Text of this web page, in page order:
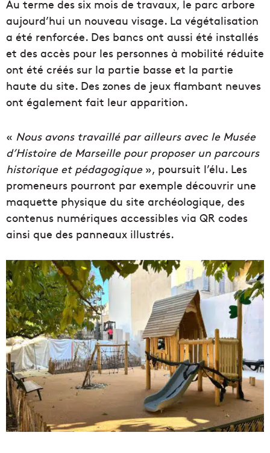
Au terme des six mois de travaux, le parc arbore
aujourd’hui un nouveau visage. La végétalisation
a été renforcée. Des bancs ont aussi été installés
et des accès pour les personnes à mobilité réduite
ont été créés sur la partie basse et la partie
haute du site. Des zones de jeux flambant neuves
ont également fait leur apparition.
« Nous avons travaillé par ailleurs avec le Musée
d’Histoire de Marseille pour proposer un parcours
historique et pédagogique», poursuit l’élu. Les
promeneurs pourront par exemple découvrir une
maquette physique du site archéologique, des
contenus numériques accessibles via QR codes
ainsi que des panneaux illustrés.